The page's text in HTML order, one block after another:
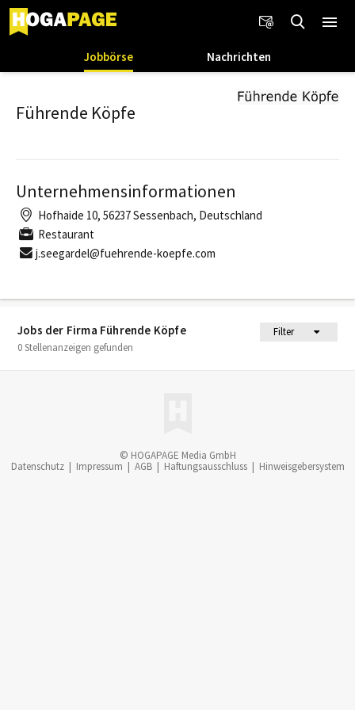
Jobbörse Nachrichten
Jobs der Firma Führende Köpfe
Filter
0 Stellenanzeigen gefunden
Führende Köpfe
Unternehmensinformationen
Hofhaide 10, 56237 Sessenbach, Deutschland
Restaurant
j.seegardel@fuehrende-koepfe.com
© HOGAPAGE Media GmbH
Datenschutz | Impressum | AGB | Haftungsausschluss | Hinweisgebersystem